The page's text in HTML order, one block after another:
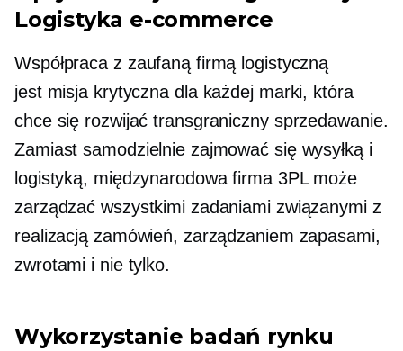
Logistyka e-commerce
Współpraca z zaufaną firmą logistyczną
jest misja krytyczna dla każdej marki, która
chce się rozwijaćtransgranicznysprzedawanie.
Zamiast samodzielnie zajmować się wysyłką i
logistyką, międzynarodowa firma 3PL może
zarządzać wszystkimi zadaniami związanymi z
realizacją zamówień, zarządzaniem zapasami,
zwrotami i nie tylko.
Wykorzystanie badań rynku